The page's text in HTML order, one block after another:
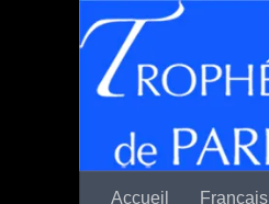
Skip to content
Accueil Français